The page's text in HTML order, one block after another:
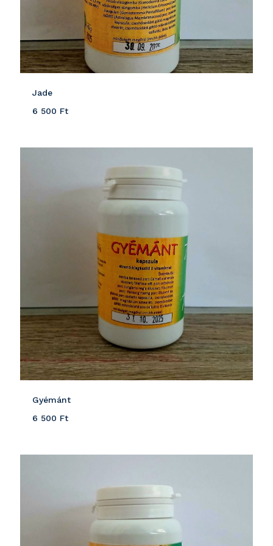
Jade
6 500 Ft
Gyémánt
6 500 Ft